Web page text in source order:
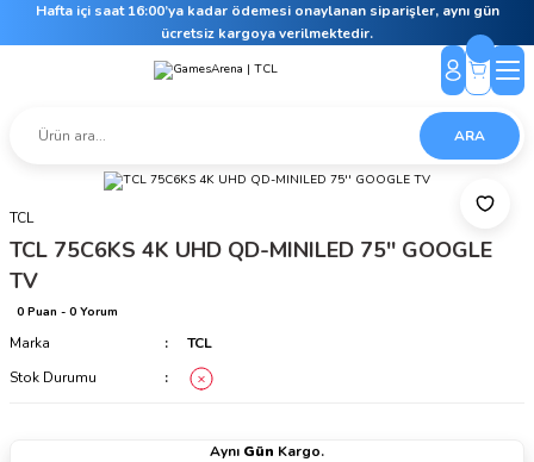
Hafta içi saat 16:00’ya kadar ödemesi onaylanan siparişler, aynı gün
ücretsiz kargoya verilmektedir.
ARA
TCL
TCL 75C6KS 4K UHD QD-MINILED 75'' GOOGLE
TV
0 Puan - 0 Yorum
Marka
TCL
Stok Durumu
Aynı Gün Kargo.